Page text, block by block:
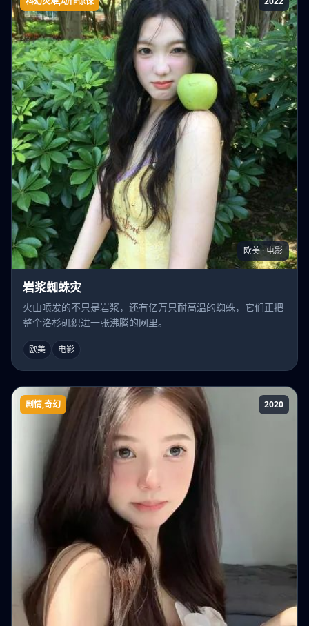
岩浆蜘蛛灾
欧美 · 电影
岩浆蜘蛛灾
火山喷发的不只是岩浆，还有亿万只耐高温的蜘蛛，它们正把
整个洛杉矶织进一张沸腾的网里。
欧美 电影
燃烧身体的记忆
剧情,奇幻 2020